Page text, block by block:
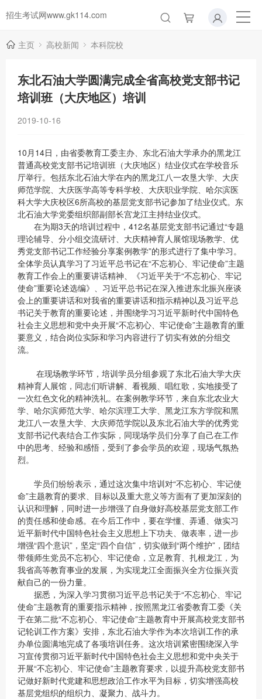
招生考试网www.gk114.com
主页 高校新闻 本科院校
东北石油大学圆满完成全省高校党支部书记
培训班（大庆地区）培训
2019-10-16
10月14日，由省委教育工委主办、东北石油大学承办的黑龙江
普通高校党支部书记培训班（大庆地区）结业仪式在学校音乐
厅举行。包括东北石油大学在内的黑龙江八一农垦大学、大庆
师范学院、大庆医学高等专科学校、大庆职业学院、哈尔滨医
科大学大庆校区6所高校的基层党支部书记参加了结业仪式。东
北石油大学党委组织部副部长宫龙江主持结业仪式。
在为期3天的培训过程中，412名基层党支部书记通过“专题
理论辅导、分小组交流研讨、大庆精神育人展馆现场教学、优
秀党支部书记工作经验分享案例教学”的形式进行了集中学习。
全体学员认真学习了习近平总书记在“不忘初心、牢记使命”主题
教育工作会上的重要讲话精神、《习近平关于“不忘初心、牢记
使命”重要论述选编》、习近平总书记在深入推进东北振兴座谈
会上的重要讲话和对我省的重要讲话和指示精神以及习近平总
书记关于教育的重要论述，并围绕学习习近平新时代中国特色
社会主义思想和党中央开展“不忘初心、牢记使命”主题教育的重
要意义，结合岗位实际和学习内容进行了切实有效的分组交
流。
在现场教学环节，培训学员分组参观了东北石油大学大庆
精神育人展馆，同志们听讲解、看视频、唱红歌，实地接受了
一次红色文化的精神洗礼。在案例教学环节，来自东北农业大
学、哈尔滨师范大学、哈尔滨理工大学、黑龙江东方学院和黑
龙江八一农垦大学、大庆师范学院以及东北石油大学的优秀党
支部书记代表结合工作实际，同现场学员们分享了自己在工作
中的思考、经验和感悟，受到了参会学员的欢迎，现场气氛热
烈。
学员们纷纷表示，通过这次集中培训对“不忘初心、牢记使
命”主题教育的要求、目标以及重大意义等方面有了更加深刻的
认识和理解，同时进一步增强了自身做好高校基层党支部工作
的责任感和使命感。在今后工作中，要在学懂、弄通、做实习
近平新时代中国特色社会主义思想上下功夫、做表率，进一步
增强“四个意识”，坚定“四个自信”，切实做到“两个维护”，团结
带领师生党员不忘初心、牢记使命，立足教育、扎根龙江，为
我省高等教育事业的发展，为实现龙江全面振兴全方位振兴贡
献自己的一份力量。
据悉，为深入学习贯彻习近平总书记关于“不忘初心、牢记
使命”主题教育的重要指示精神，按照黑龙江省委教育工委《关
于在第二批“不忘初心、牢记使命”主题教育中开展高校党支部书
记轮训工作方案》安排，东北石油大学作为本次培训工作的承
办单位圆满地完成了各项培训任务。这次培训紧密围绕深入学
习宣传贯彻习近平新时代中国特色社会主义思想和党中央关于
开展“不忘初心、牢记使命”主题教育要求，以提升高校党支部书
记做好新时代党建和思想政治工作水平为目标，切实增强高校
基层党组织的组织力、凝聚力、战斗力。